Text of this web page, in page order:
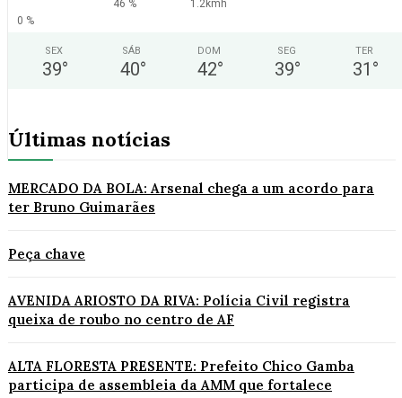
46 %
1.2kmh
0 %
SEX
39°
SÁB
40°
DOM
42°
SEG
39°
TER
31 °
Últimas notícias
MERCADO DA BOLA: Arsenal chega a um acordo para
ter Bruno Guimarães
Peça chave
AVENIDA ARIOSTO DA RIVA: Polícia Civil registra
queixa de roubo no centro de AF
ALTA FLORESTA PRESENTE: Prefeito Chico Gamba
participa de assembleia da AMM que fortalece